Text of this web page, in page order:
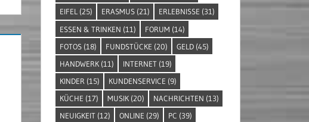
EIFEL(25) ERASMUS(21) ERLEBNISSE (31)
ESSEN & TRINKEN (11) FORUM (14)
FOTOS(18) FUNDSTÜCKE (20) GELD(45)
HANDWERK(11) INTERNET(19)
KINDER (15) KUNDENSERVICE (9)
KÜCHE (17) MUSIK(20) NACHRICHTEN (13)
NEUIGKEIT(12) ONLINE (29) PC (39)